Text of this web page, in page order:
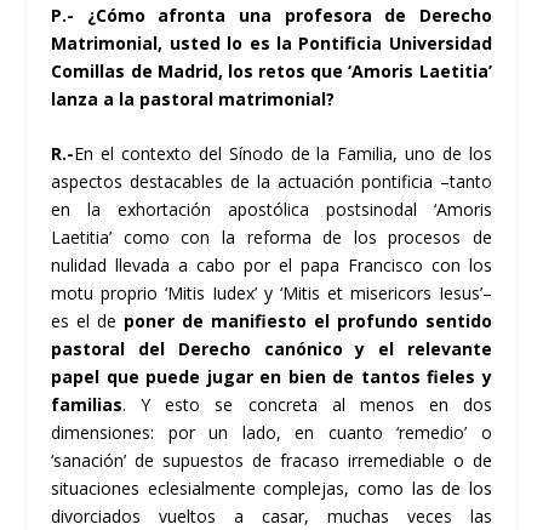
P.- ¿Cómo afronta una profesora de Derecho
Matrimonial, usted lo es la Pontificia Universidad
Comillas de Madrid, los retos que ‘Amoris Laetitia’
lanza a la pastoral matrimonial?
R.-En el contexto del Sínodo de la Familia, uno de los
aspectos destacables de la actuación pontificia –tanto
en la exhortación apostólica postsinodal ‘Amoris
Laetitia’ como con la reforma de los procesos de
nulidad llevada a cabo por el papa Francisco con los
motu proprio ‘Mitis Iudex’ y ‘Mitis et misericors Iesus’–
es el de poner de manifiesto el profundo sentido
pastoral del Derecho canónico y el relevante
papel que puede jugar en bien de tantos fieles y
familias. Y esto se concreta al menos en dos
dimensiones: por un lado, en cuanto ‘remedio’ o
‘sanación’ de supuestos de fracaso irremediable o de
situaciones eclesialmente complejas, como las de los
divorciados vueltos a casar, muchas veces las